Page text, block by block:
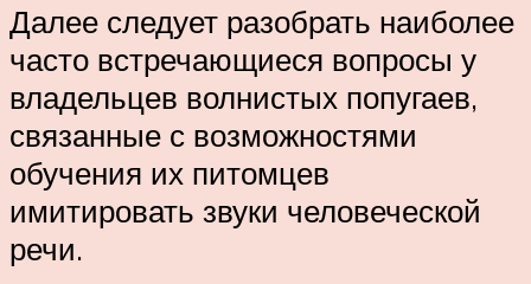
Далее следует разобрать наиболее
часто встречающиеся вопросы у
владельцев волнистых попугаев,
связанные с возможностями
обучения их питомцев
имитировать звуки человеческой
речи.